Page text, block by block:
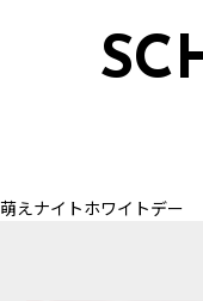
萌えナイトホワイトデー